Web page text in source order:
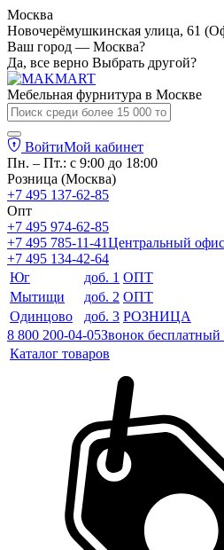
Москва
Новочерёмушкинская улица, 61
Ваш город — Москва?
Да, все верно Выбрать другой?
Мебельная фурнитура в Москве
ВойтиМой кабинет
Пн. – Пт.: с 9:00 до 18:00
Розница (Москва)
+7 495 137-62-85
Опт
+7 495 974-62-85
+7 495 785-11-41Центральный офис
+7 495 134-42-64
Юг
доб. 1 ОПТ
Мытищи
доб. 2 ОПТ
Одинцово
доб. 3 РОЗНИЦА
8 800 200-04-05Звонок бесплатный
Каталог товаров